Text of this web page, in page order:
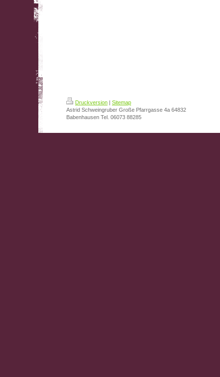
Druckversion | Sitemap
Astrid Schweingruber Große Pfarrgasse 4a 64832
Babenhausen Tel. 06073 88285